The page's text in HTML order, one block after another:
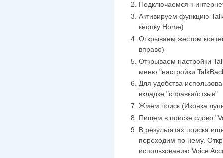
Подключаемся к
Активируем функцию
кнопку Home)
Открываем жестом
вправо)
Открываем настройки
меню "настройки
Для удобства
вкладке "справка/отзыв"
Жмём поиск (Иконка
Пишем в поиске слово
В результатах поиска
переходим по нему.
использованию Voice